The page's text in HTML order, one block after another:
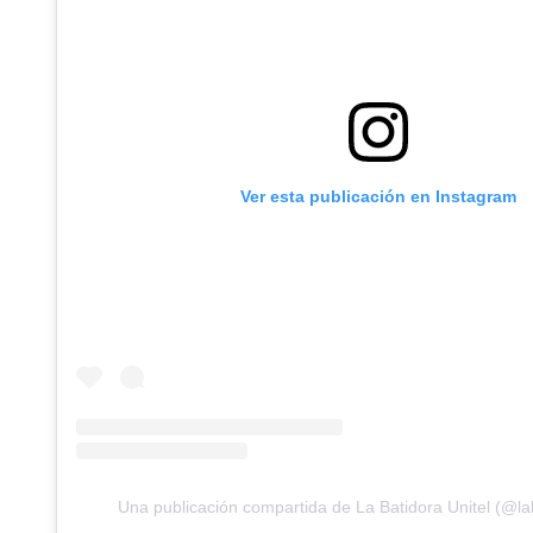
Ver esta publicación en Instagram
Una publicación compartida de La Batidora Unitel